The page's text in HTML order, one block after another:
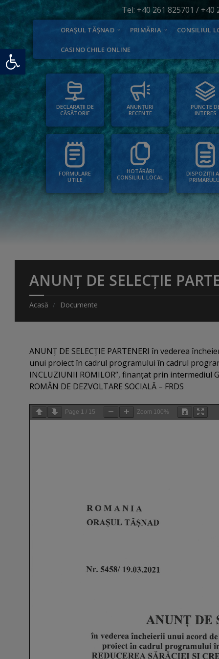
Deschide bara de unelte
Tel: +40 261 825701 / +40
ORAȘUL TĂȘNAD PRIMĂRIA CONSILIUL
CASINO CHILE ONLINE
DECLARAȚII DE
CĂSĂTORIE
ANUNȚURI
RECENTE
PUNCTE
INTERES
FORMULARE
UTILE
HOTĂRÂRI
CONSILIUL LOCAL
DISPOZIȚII
ANUNȚ DE SELECȚIE
Acasă Documente
ANUNȚ DE SELECȚIE PARTENERI în vederea
unui proiect în cadrul programului în cadrul
INCLUZIUNII ROMILOR”, finanțat prin intermediul
ROMÂN DE DEZVOLTARE SOCIALĂ – FRDS
Page 1 / 15 Zoom 100%